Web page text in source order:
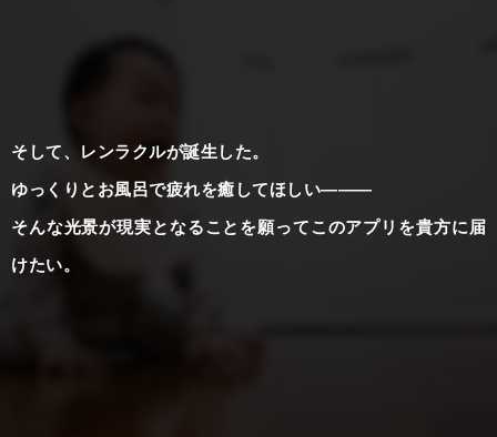
そして、レンラクルが誕生した。
ゆっくりとお風呂で疲れを癒してほしい―――
そんな光景が現実となることを願ってこのアプリを貴方に届
けたい。